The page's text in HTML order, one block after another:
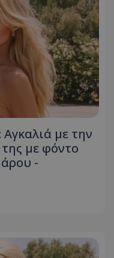
με την
με φόντο
-